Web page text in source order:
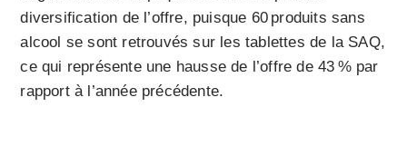
diversification de l’offre, puisque 60 produits sans
alcool se sont retrouvés sur les tablettes de la SAQ,
ce qui représente une hausse de l’offre de 43 % par
rapport à l’année précédente.